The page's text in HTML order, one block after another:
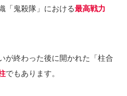
「鬼殺隊」における最高戦力
が終わった後に開かれた「柱合
でもあります。